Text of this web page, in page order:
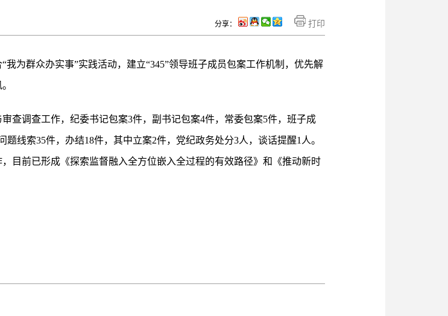
打印
分享：
为群众办实事”实践活动，建立“345”领导班子成员包案工作机制，优先解
查调查工作，纪委书记包案3件，副书记包案4件，常委包案5件，班子成
线索35件，办结18件，其中立案2件，党纪政务处分3人，谈话提醒1人。
目前已形成《探索监督融入全方位嵌入全过程的有效路径》和《推动新时